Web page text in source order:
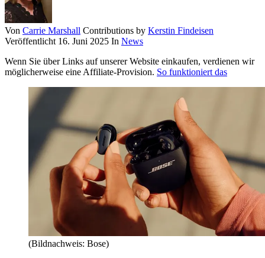
Von Carrie Marshall Contributions by Kerstin Findeisen
Veröffentlicht 16. Juni 2025 In News
Wenn Sie über Links auf unserer Website einkaufen, verdienen wir
möglicherweise eine Affiliate-Provision. So funktioniert das
(Bildnachweis: Bose)